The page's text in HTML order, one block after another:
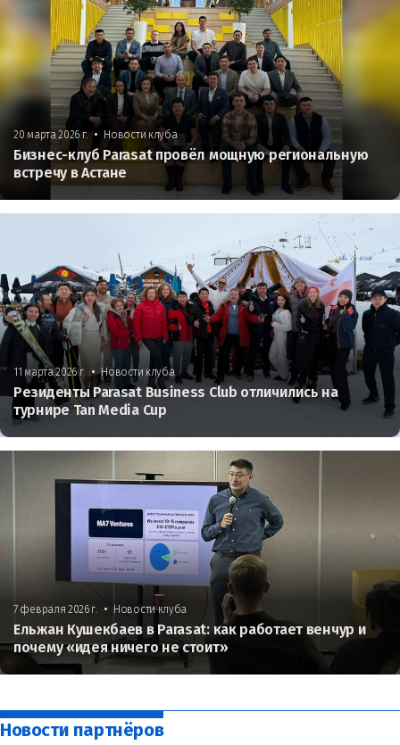
20 марта 2026 г. • Новости клуба
Бизнес-клуб Parasat провёл мощную региональную
встречу в Астане
11 марта 2026 г. • Новости клуба
Резиденты Parasat Business Club отличились на
турнире Tan Media Cup
7 февраля 2026 г. • Новости клуба
Ельжан Кушекбаев в Parasat: как работает венчур и
почему «идея ничего не стоит»
Новости партнёров